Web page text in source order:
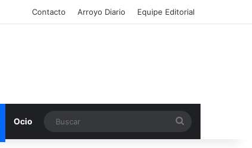
Contacto Arroyo Diario Equipe Editorial
Ocio